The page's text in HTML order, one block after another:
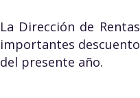
La Dirección de
importantes
del presente año.